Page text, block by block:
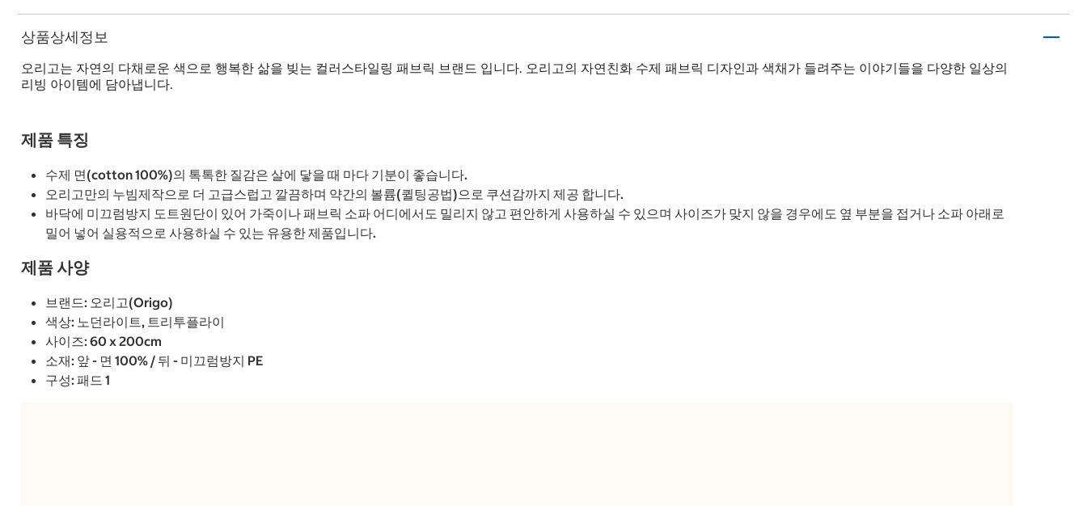
상품상세정보
오리고는 자연의 다채로운 색으로 행복한 삶을 빚는 컬러스타일링 패브릭 브랜드 입니다. 오리고의 자연친화 수제 패브릭 디자인과 색채가 들려주는 이야기들을 다양한 일상의
리빙 아이템에 담아냅니다.
제품 특징
수제 면(cotton 100%)의 톡톡한 질감은 살에 닿을 때 마다 기분이 좋습니다.
오리고만의 누빔제작으로 더 고급스럽고 깔끔하며 약간의 볼륨(퀼팅공법)으로 쿠션감까지 제공 합니다.
바닥에 미끄럼방지 도트원단이 있어 가죽이나 패브릭 소파 어디에서도 밀리지 않고 편안하게 사용하실 수 있으며 사이즈가 맞지 않을 경우에도 옆 부분을 접거나 소파 아래로
밀어 넣어 실용적으로 사용하실 수 있는 유용한 제품입니다.
제품 사양
브랜드: 오리고(Origo)
색상: 노던라이트, 트리투플라이
사이즈: 60 x 200cm
소재: 앞 - 면 100% / 뒤 - 미끄럼방지 PE
구성: 패드 1